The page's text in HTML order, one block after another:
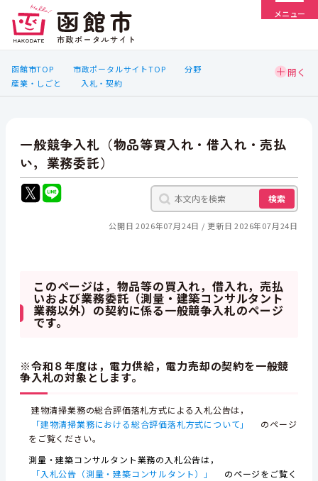
メニュー
函館市TOP 市政ポータルサイトTOP
分野
産業・しごと
入札・契約
一般競争入札（物品等買入れ・借入れ・売払
い，業務委託）
検索
公開日 2026年07月24日 更新日 2026年07月24日
このページは，物品等の買入れ，借入れ，売払
いおよび業務委託（測量・建築コンサルタント
業務以外）の契約に係る一般競争入札のページ
です。
※令和８年度は，電力供給，電力売却の契約を一般競
争入札の対象とします。
建物清掃業務の総合評価落札方式による入札公告は，
「建物清掃業務における総合評価落札方式について」
のページ
をご覧ください。
測量・建築コンサルタント業務の入札公告は，
「入札公告（測量・建築コンサルタント）」
のページをご覧く